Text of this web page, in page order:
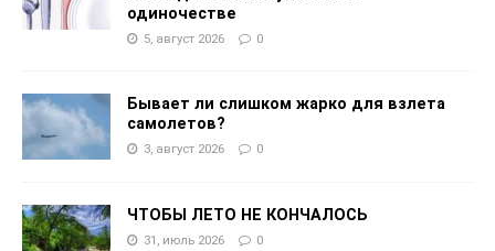
одиночестве
5, август 2026 0
Бывает ли слишком жарко для взлета
самолетов?
3, август 2026 0
ЧТОБЫ ЛЕТО НЕ КОНЧАЛОСЬ
31, июль 2026 0